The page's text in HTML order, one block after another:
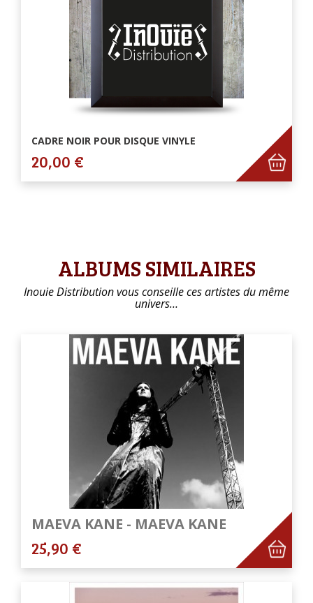
CADRE NOIR POUR DISQUE VINYLE
20,00 €
ALBUMS SIMILAIRES
Inouie Distribution vous conseille ces artistes du même
univers…
MAEVA KANE - MAEVA KANE
25,90 €